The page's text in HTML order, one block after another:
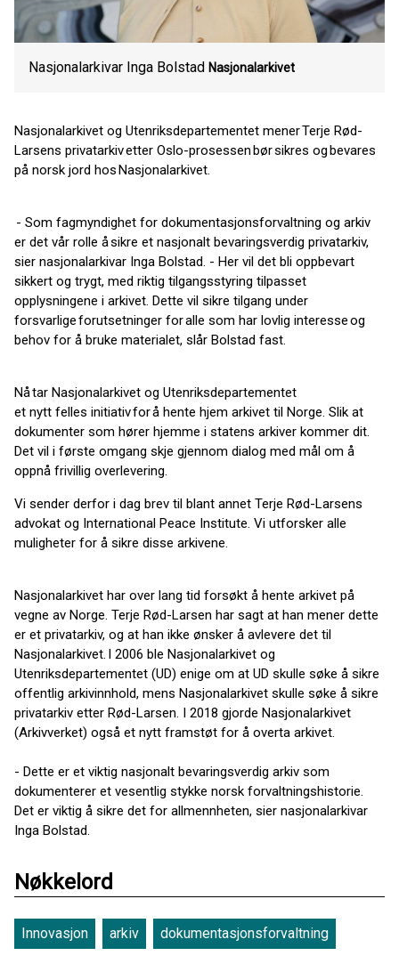
Nasjonalarkivar Inga Bolstad Nasjonalarkivet
Nasjonalarkivet og Utenriksdepartementet mener Terje Rød-
Larsens privatarkiv etter Oslo-prosessen bør sikres og bevares
på norsk jord hos Nasjonalarkivet.
- Som fagmyndighet for dokumentasjonsforvaltning og arkiv
er det vår rolle å sikre et nasjonalt bevaringsverdig privatarkiv,
sier nasjonalarkivar Inga Bolstad. - Her vil det bli oppbevart
sikkert og trygt, med riktig tilgangsstyring tilpasset
opplysningene i arkivet. Dette vil sikre tilgang under
forsvarlige forutsetninger for alle som har lovlig interesse og
behov for å bruke materialet, slår Bolstad fast.
Nå tar Nasjonalarkivet og Utenriksdepartementet
et nytt felles initiativ for å hente hjem arkivet til Norge. Slik at
dokumenter som hører hjemme i statens arkiver kommer dit.
Det vil i første omgang skje gjennom dialog med mål om å
oppnå frivillig overlevering.
Vi sender derfor i dag brev til blant annet Terje Rød-Larsens
advokat og International Peace Institute. Vi utforsker alle
muligheter for å sikre disse arkivene.
Nasjonalarkivet har over lang tid forsøkt å hente arkivet på
vegne av Norge. Terje Rød-Larsen har sagt at han mener dette
er et privatarkiv, og at han ikke ønsker å avlevere det til
Nasjonalarkivet. I 2006 ble Nasjonalarkivet og
Utenriksdepartementet (UD) enige om at UD skulle søke å sikre
offentlig arkivinnhold, mens Nasjonalarkivet skulle søke å sikre
privatarkiv etter Rød-Larsen. I 2018 gjorde Nasjonalarkivet
(Arkivverket) også et nytt framstøt for å overta arkivet.
- Dette er et viktig nasjonalt bevaringsverdig arkiv som
dokumenterer et vesentlig stykke norsk forvaltningshistorie.
Det er viktig å sikre det for allmennheten, sier nasjonalarkivar
Inga Bolstad.
Nøkkelord
Innovasjon arkiv dokumentasjonsforvaltning